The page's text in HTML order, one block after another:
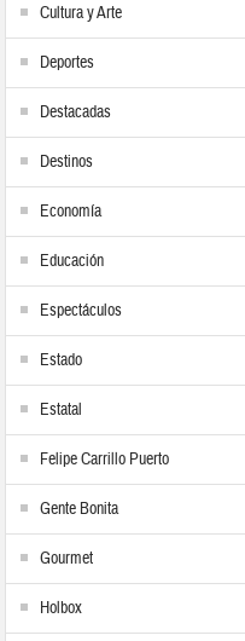
Cultura y Arte
Deportes
Destacadas
Destinos
Economía
Educación
Espectáculos
Estado
Estatal
Felipe Carrillo Puerto
Gente Bonita
Gourmet
Holbox